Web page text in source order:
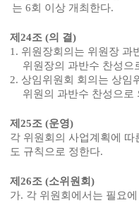
는6회 이상 개최한다.
제24조(의 결)
1. 위원장회의는 위원장 과
위원장의 과반수 찬성으
2. 상임위원회 회의는 상임
위원의 과반수 찬성으로
제25조(운영)
각 위원회의 사업계획에
도 규칙으로 정한다.
제26조(소위원회)
가. 각 위원회에서는 필요